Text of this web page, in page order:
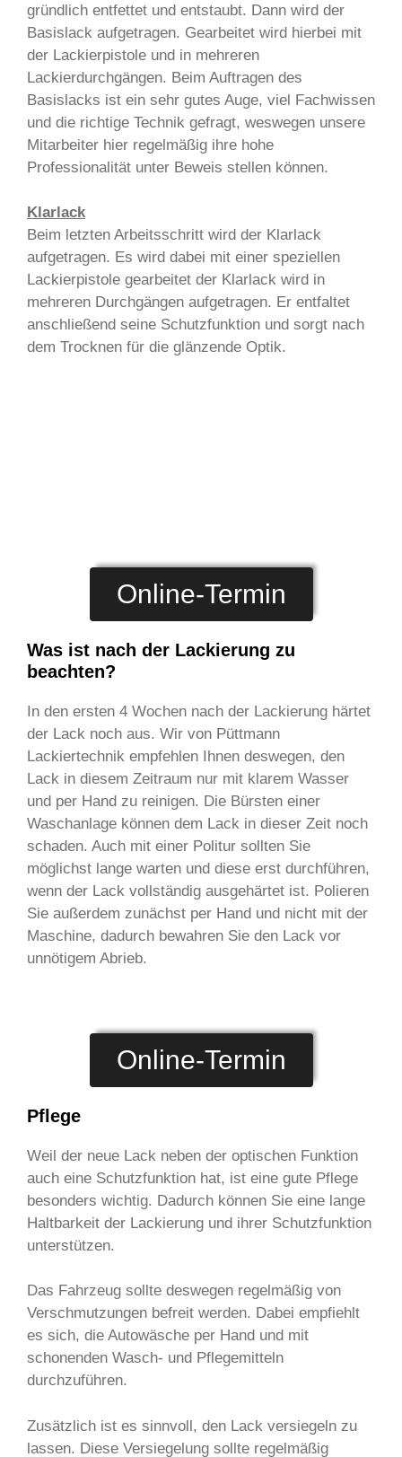
gründlich entfettet und entstaubt. Dann wird der
Basislack aufgetragen. Gearbeitet wird hierbei mit
der Lackierpistole und in mehreren
Lackierdurchgängen. Beim Auftragen des
Basislacks ist ein sehr gutes Auge, viel Fachwissen
und die richtige Technik gefragt, weswegen unsere
Mitarbeiter hier regelmäßig ihre hohe
Professionalität unter Beweis stellen können.
Klarlack
Beim letzten Arbeitsschritt wird der Klarlack
aufgetragen. Es wird dabei mit einer speziellen
Lackierpistole gearbeitet der Klarlack wird in
mehreren Durchgängen aufgetragen. Er entfaltet
anschließend seine Schutzfunktion und sorgt nach
dem Trocknen für die glänzende Optik.
Online-Termin
Was ist nach der Lackierung zu
beachten?
In den ersten 4 Wochen nach der Lackierung härtet
der Lack noch aus. Wir von Püttmann
Lackiertechnik empfehlen Ihnen deswegen, den
Lack in diesem Zeitraum nur mit klarem Wasser
und per Hand zu reinigen. Die Bürsten einer
Waschanlage können dem Lack in dieser Zeit noch
schaden. Auch mit einer Politur sollten Sie
möglichst lange warten und diese erst durchführen,
wenn der Lack vollständig ausgehärtet ist. Polieren
Sie außerdem zunächst per Hand und nicht mit der
Maschine, dadurch bewahren Sie den Lack vor
unnötigem Abrieb.
Online-Termin
Pflege
Weil der neue Lack neben der optischen Funktion
auch eine Schutzfunktion hat, ist eine gute Pflege
besonders wichtig. Dadurch können Sie eine lange
Haltbarkeit der Lackierung und ihrer Schutzfunktion
unterstützen.
Das Fahrzeug sollte deswegen regelmäßig von
Verschmutzungen befreit werden. Dabei empfiehlt
es sich, die Autowäsche per Hand und mit
schonenden Wasch- und Pflegemitteln
durchzuführen.
Zusätzlich ist es sinnvoll, den Lack versiegeln zu
lassen. Diese Versiegelung sollte regelmäßig